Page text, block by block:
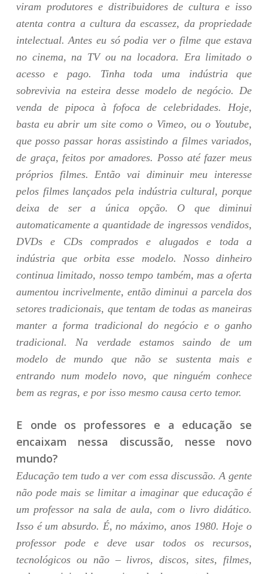
viram produtores e distribuidores de cultura e isso
atenta contra a cultura da escassez, da propriedade
intelectual. Antes eu só podia ver o filme que estava
no cinema, na TV ou na locadora. Era limitado o
acesso e pago. Tinha toda uma indústria que
sobrevivia na esteira desse modelo de negócio. De
venda de pipoca à fofoca de celebridades. Hoje,
basta eu abrir um site como o Vimeo, ou o Youtube,
que posso passar horas assistindo a filmes variados,
de graça, feitos por amadores. Posso até fazer meus
próprios filmes. Então vai diminuir meu interesse
pelos filmes lançados pela indústria cultural, porque
deixa de ser a única opção. O que diminui
automaticamente a quantidade de ingressos vendidos,
DVDs e CDs comprados e alugados e toda a
indústria que orbita esse modelo. Nosso dinheiro
continua limitado, nosso tempo também, mas a oferta
aumentou incrivelmente, então diminui a parcela dos
setores tradicionais, que tentam de todas as maneiras
manter a forma tradicional do negócio e o ganho
tradicional. Na verdade estamos saindo de um
modelo de mundo que não se sustenta mais e
entrando num modelo novo, que ninguém conhece
bem as regras, e por isso mesmo causa certo temor.
E onde os professores e a educação se
encaixam nessa discussão, nesse novo
mundo?
Educação tem tudo a ver com essa discussão. A gente
não pode mais se limitar a imaginar que educação é
um professor na sala de aula, com o livro didático.
Isso é um absurdo. É, no máximo, anos 1980. Hoje o
professor pode e deve usar todos os recursos,
tecnológicos ou não – livros, discos, sites, filmes,